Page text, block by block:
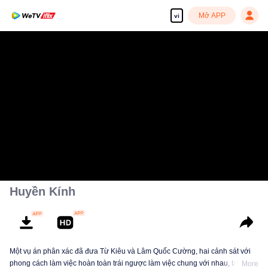
vi Mở APP
Huyền Kính
Một vụ án phân xác đã đưa Từ Kiêu và Lâm Quốc Cường, hai cảnh sát với
phong cách làm việc hoàn toàn trái ngược làm việc chung với nhau, tạo
More